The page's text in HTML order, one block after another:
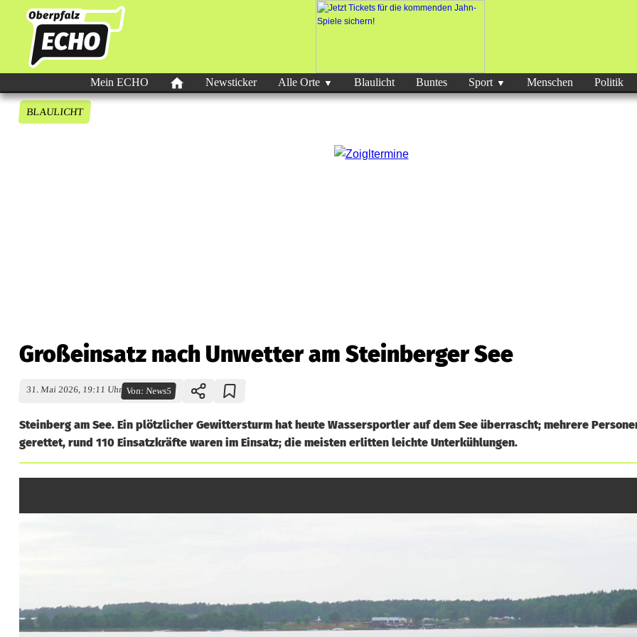
Mein ECHO Newsticker Alle Orte Blaulicht Buntes Sport Menschen Politik
BLAULICHT
Großeinsatz nach Unwetter am Steinberger See
31. Mai 2026, 19:11 Uhr Von:News5
Steinberg am See. Ein plötzlicher Gewittersturm hat heute Wassersportler auf dem See überrascht; mehrere
gerettet, rund 110 Einsatzkräfte waren im Einsatz; die meisten erlitten leichte Unterkühlungen.
r
i